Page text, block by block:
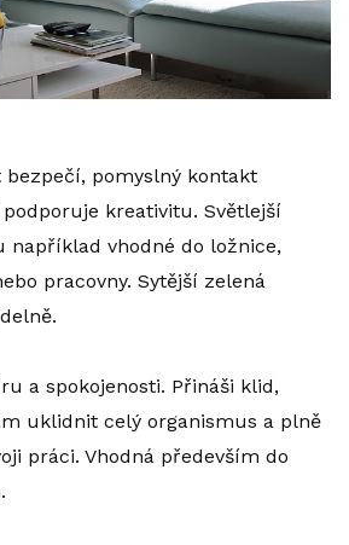
bezpečí, pomyslný kontakt
kreativitu. Světlejší
například vhodné do ložnice,
pracovny. Sytější zelená
a spokojenosti. Přináši klid,
uklidnit celý organismus a plně
práci. Vhodná především do